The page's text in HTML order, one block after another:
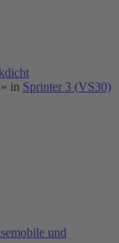
» in Sprinter 3 (VS30)
und